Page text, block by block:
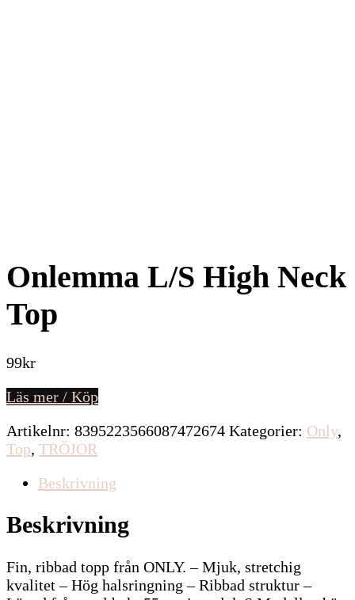
Onlemma L/S High Neck
Top
99kr
Läs mer / Köp
Artikelnr: 8395223566087472674 Kategorier: Only,
Top, TRÖJOR
Beskrivning
Beskrivning
Fin, ribbad topp från ONLY. – Mjuk, stretchig
kvalitet – Hög halsringning – Ribbad struktur –